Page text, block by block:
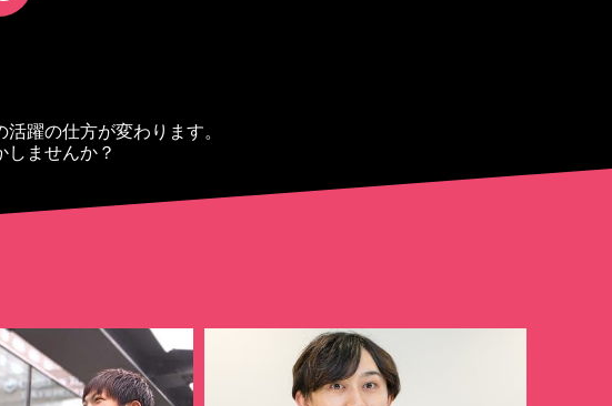
躍の仕方が変わります。
しませんか？